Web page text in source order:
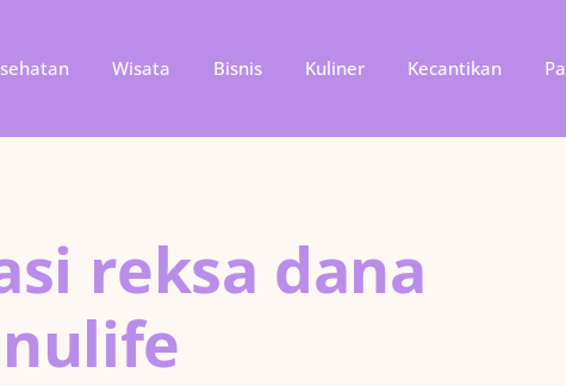
Wisata Bisnis Kuliner Kecantikan
reksa dana